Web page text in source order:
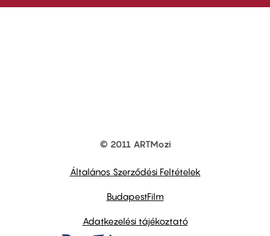
© 2011 ARTMozi
Általános Szerződési Feltételek
BudapestFilm
Adatkezelési tájékoztató